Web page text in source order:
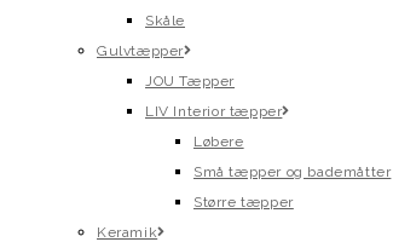
Skåle
Gulvtæpper
JOU Tæpper
LIV Interior tæpper
Løbere
Små tæpper og bademåtter
Større tæpper
Keramik